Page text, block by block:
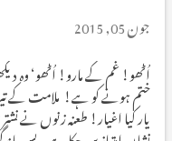
جون 05, 2015
اُٹھو! غم کے مارو! اُٹھو‘ وہ
ختم ہونے کو ہے! ملامت کے
یار کیا اغیار! طعنہ زنوں نے